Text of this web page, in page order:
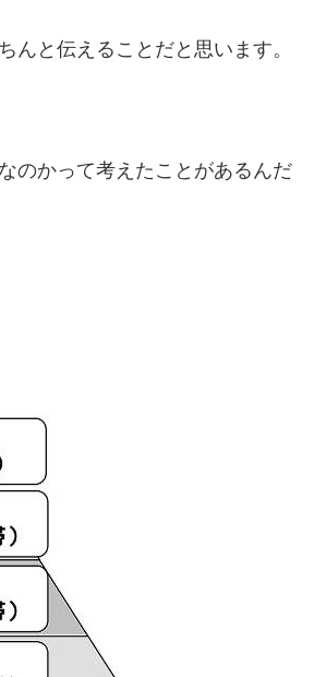
と伝えることだと思います。
のかって考えたことがあるんだ